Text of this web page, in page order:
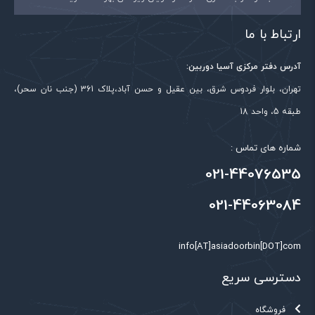
ارتباط با ما
آدرس دفتر مرکزی آسیا دوربین:
تهران، بلوار فردوس شرق، بین عقیل و حسن آباد،پلاک 361 (جنب نان سحر)،
طبقه 5، واحد 18
شماره های تماس :
021-44076535
021-44063084
info[AT]asiadoorbin[DOT]com
دسترسی سریع
فروشگاه